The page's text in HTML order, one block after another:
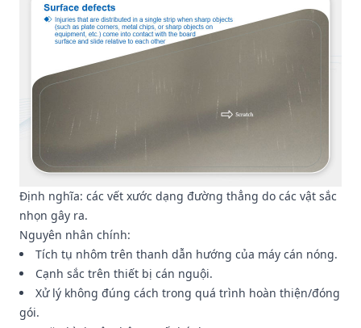
Định nghĩa: các vết xước dạng đường thẳng do các vật sắc
nhọn gây ra.
Nguyên nhân chính:
Tích tụ nhôm trên thanh dẫn hướng của máy cán nóng.
Cạnh sắc trên thiết bị cán nguội.
Xử lý không đúng cách trong quá trình hoàn thiện/đóng
gói.